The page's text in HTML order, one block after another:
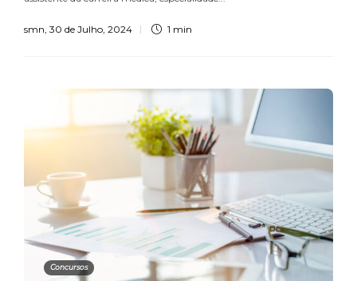
smn 30 de Julho, 2024 1 min
Concursos